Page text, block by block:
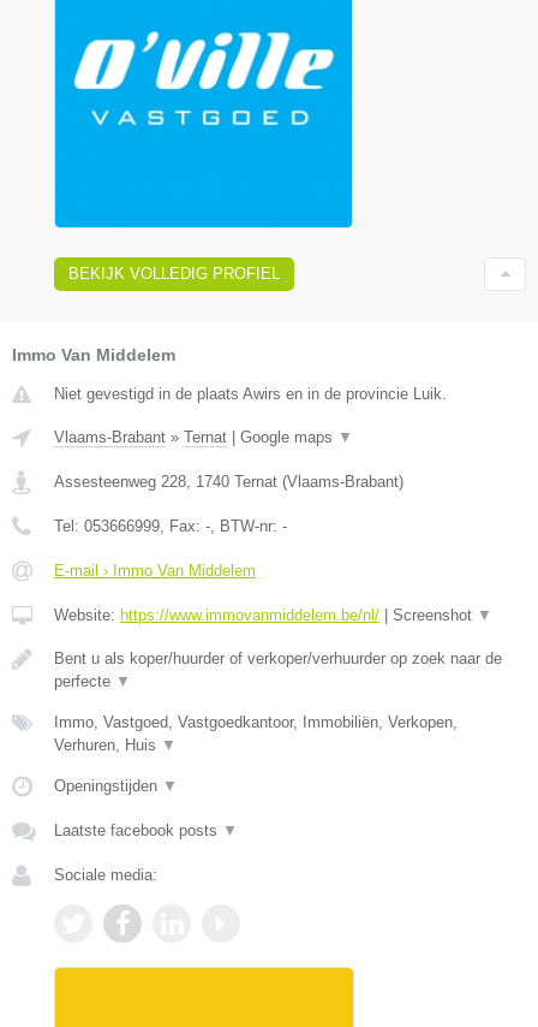
BEKIJK VOLLEDIG PROFIEL
Immo Van Middelem
Niet gevestigd in de plaats Awirs en in de provincie Luik.
Vlaams-Brabant » Ternat Google maps ▼
Assesteenweg 228 1740 Ternat (Vlaams-Brabant)
Tel: 053666999 , Fax: - , BTW-nr: -
E-mail › Immo Van Middelem
Website: https://www.immovanmiddelem.be/nl/ Screenshot ▼
Bent u als koper/huurder of verkoper/verhuurder op zoek naar de
perfecte ▼
Immo, Vastgoed, Vastgoedkantoor, Immobiliën, Verkopen,
Verhuren, Huis ▼
Openingstijden ▼
Laatste facebook posts ▼
Sociale media: